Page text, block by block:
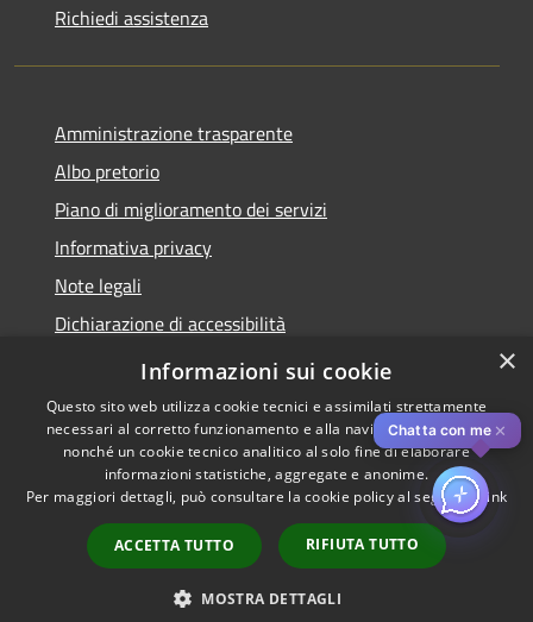
Richiedi assistenza
Amministrazione trasparente
Albo pretorio
Piano di miglioramento dei servizi
Informativa privacy
Note legali
Dichiarazione di accessibilità
Obiettivi di accessibilità per l'anno 2025
Accessibilità
Copyright © 2026 • Comune di
Rozzano • Powered by
Municipium•
Accesso
redazione
Chatta con me ✕
×
Informazioni sui cookie
Questo sito web utilizza cookie tecnici e assimilati strettamente
necessari al corretto funzionamento e alla navigazione del sito,
nonché un cookie tecnico analitico al solo fine di elaborare
informazioni statistiche, aggregate e anonime.
Per maggiori dettagli, può consultare la cookie policy al seguente link
ACCETTA TUTTO RIFIUTA TUTTO
MOSTRA DETTAGLI